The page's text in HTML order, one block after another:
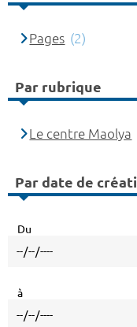
Pages (2)
Par rubrique
Le centre Maolya
Par date de
Du
à